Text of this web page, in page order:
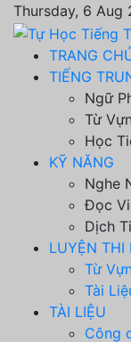
Thursday, 6 Aug
TRANG
TIẾNG
Ngữ
Từ
Học
KỸ NĂNG
Nghe
Đọc
Dịch
LUYỆN THI
Từ
Tài
TÀI LIỆU
Công